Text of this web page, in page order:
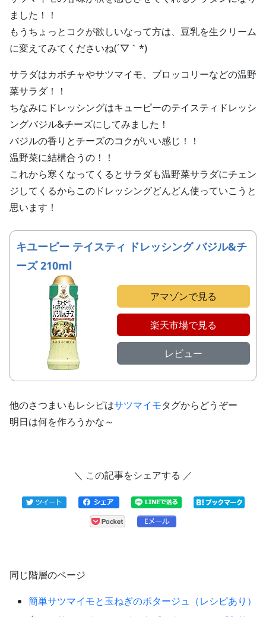
ました！！
もうちょっとコクが欲しいなって方は、豆乳を生クリーム
に変えてみてくださいね(´▽｀*)
サラダはカボチャやサツマイモ、ブロッコリーなどの温野
菜サラダ！！
ちなみにドレッシングはキューピーのテイスティドレッシ
ングバジル&チーズにしてみました！
バジルの香りとチーズのコクがいい感じ！！
温野菜に結構合うの！！
これから寒くなってくるとサラダも温野菜サラダにチェン
ジしてくるからこのドレッシングどんどん使っていこうと
思います！
キユーピー テイスティ ドレッシング バジル&チ
ーズ 210ml
アマゾンで見る
楽天市場で見る
レビュー
他のさつまいもレシピはサツマイモタグからどうぞー
明日は何を作ろうかな～
＼ この記事をシェアする ／
同じ階層のページ
簡単サツマイモと玉ねぎのポタージュ（レシピあり）